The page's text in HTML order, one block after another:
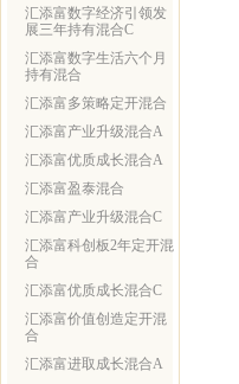
汇添富数字经济引领发
展三年持有混合C
汇添富数字生活六个月
持有混合
汇添富多策略定开混合
汇添富产业升级混合A
汇添富优质成长混合A
汇添富盈泰混合
汇添富产业升级混合C
汇添富科创板2年定开混
合
汇添富优质成长混合C
汇添富价值创造定开混
合
汇添富进取成长混合A